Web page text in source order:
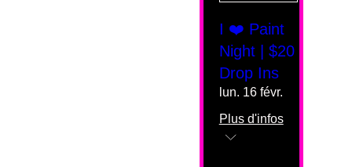
I ❤️ Paint
Night | $20
Drop Ins
lun. 16 févr.
Plus d'infos